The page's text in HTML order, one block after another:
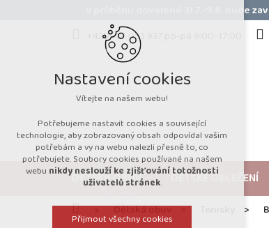
V průběhu dovolené 31.7.-9.8. bude
+420 723 053 937 po-pá 9:00-17:00
DĚTSKÁ OBUV DĚTSKÉ OBLEČENÍ
DomůDětská obuv
Nastavení cookies
Vítejte na našem webu!
Potřebujeme nastavit cookies a související
technologie, aby zobrazovaný obsah odpovídal vašim
potřebám a vy na webu nalezli přesně to, co
potřebujete. Soubory cookies používané na našem
webu nikdy neslouží ke zjišťování totožnosti
uživatelů stránek.
Přijmout všechny cookies